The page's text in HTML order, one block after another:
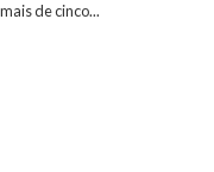
de cinco...